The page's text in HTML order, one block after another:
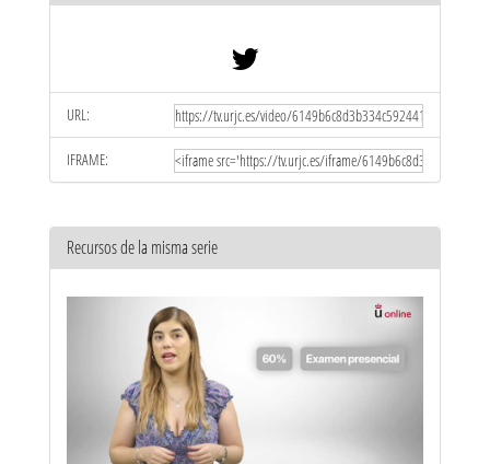
URL:
IFRAME:
Recursos de la misma serie